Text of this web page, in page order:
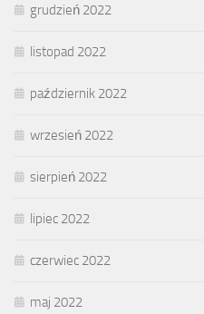
grudzień 2022
listopad 2022
październik 2022
wrzesień 2022
sierpień 2022
lipiec 2022
czerwiec 2022
maj 2022